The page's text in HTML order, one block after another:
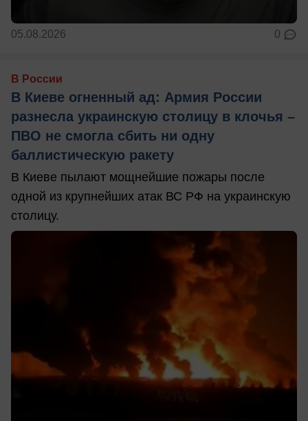
05.08.2026 0
В России
В Киеве огненный ад: Армия России
разнесла украинскую столицу в клочья –
ПВО не смогла сбить ни одну
баллистическую ракету
В Киеве пылают мощнейшие пожары после
одной из крупнейших атак ВС РФ на украинскую
столицу.